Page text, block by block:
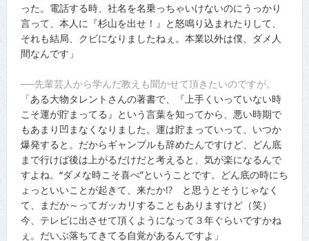
った。電話する時、社名を名乗っちゃいけないのにうっかり
言って、本人に『杉山を出せ！』と怒鳴り込まれたりして、
それも結局、クビになりましたねぇ。本業以外は僕、ダメ人
間なんです」
──先輩芸人から学んだ教えも聞かせて頂きたいのですが。
「ある大物タレントさんの著書で、『上手くいっていない時
こそ運が貯まってる』という言葉を知ってから、悪い時期で
もあまり凹まなくなりました。運は貯まっていって、いつか
爆発すると。だからギャンブルも辞めたんですけど、どん底
まで行けば後は上がるだけだと考えると、気が楽になるんで
すよね。“ダメな時こそ喜べ”ということです。どん底の時にち
ょっといいことが起きて、来たか!? と思うとそうじゃなく
て、まだか～ってガッカリすることもありますけど（笑）
今、テレビに出させて頂くようになって３年ぐらいですかね
ぇ。だいぶ落ちてきてる自覚があるんですよ」